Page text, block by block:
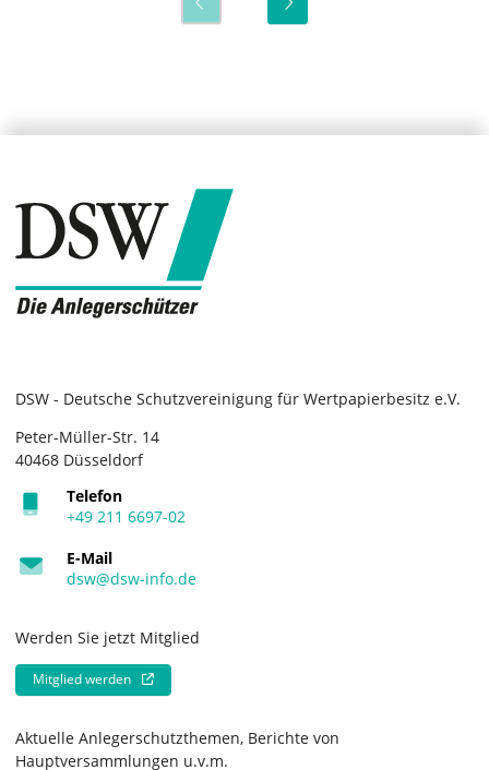
DSW - Deutsche Schutzvereinigung für Wertpapierbesitz e.V.
Peter-Müller-Str. 14
40468 Düsseldorf
Telefon
+49 211 6697-02
E-Mail
dsw@dsw-info.de
Werden Sie jetzt Mitglied
Mitglied werden
Aktuelle Anlegerschutzthemen, Berichte von
Hauptversammlungen u.v.m.